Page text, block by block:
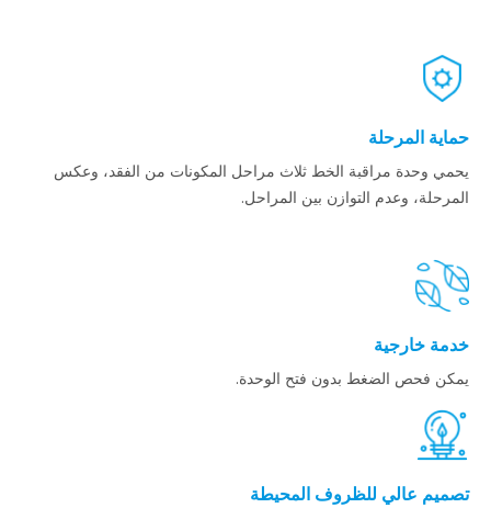
حماية المرحلة
يحمي وحدة مراقبة الخط ثلاث مراحل المكونات من الفقد، وعكس
المرحلة، وعدم التوازن بين المراحل.
خدمة خارجية
يمكن فحص الضغط بدون فتح الوحدة.
تصميم عالي للظروف المحيطة